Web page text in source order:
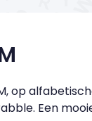
op
Een